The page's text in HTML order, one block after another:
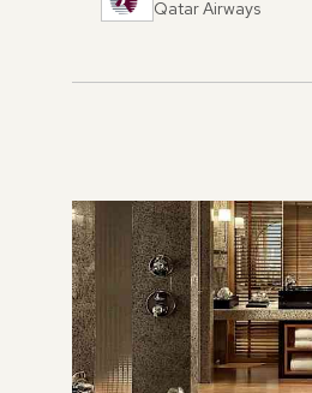
Qatar Airways